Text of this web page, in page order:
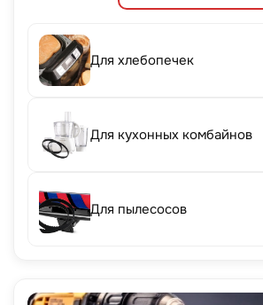
Для хлебопечек
Для кухонных комбайнов
Для пылесосов